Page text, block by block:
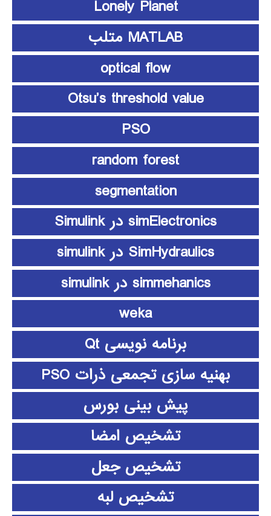
Lonely Planet
MATLAB متلب
optical flow
Otsu’s threshold value
PSO
random forest
segmentation
simElectronics در Simulink
SimHydraulics در simulink
simmehanics در simulink
weka
برنامه نویسی Qt
بهنیه سازی تجمعی ذرات PSO
پیش بینی بورس
تشخیص امضا
تشخیص جعل
تشخیص لبه